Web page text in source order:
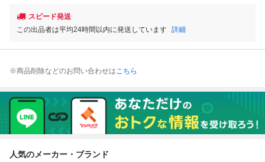
スピード発送
この出品者は平均24時間以内に発送しています 詳細
※商品削除などのお問い合わせはこちら
人気のメーカー・ブランド